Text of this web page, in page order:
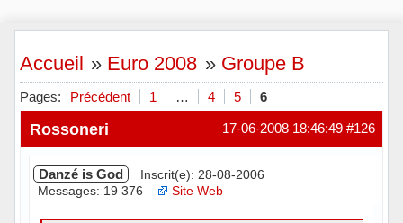
Accueil » Euro 2008 » Groupe B
Pages: Précédent 1 … 4 5 6
#126
17-06-2008 18:46:49
Rossoneri
Danzé is God
Inscrit(e): 28-08-2006
Messages: 19 376
Site Web